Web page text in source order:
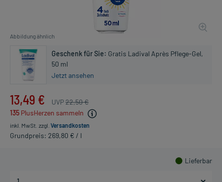
Abbildung ähnlich
Geschenk für Sie: Gratis Ladival Après Pflege-Gel,
50 ml
Jetzt ansehen
13,49 € UVP22,50 €
135 PlusHerzen sammeln
inkl. MwSt. zzgl. Versandkosten
Grundpreis: 269,80 € / l
Lieferbar